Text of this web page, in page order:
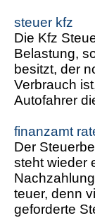
steuer kfz
Die Kfz
Belastung,
besitzt, der
Verbrauch
Autofahrer
finanzamt
Der
steht wieder
teuer, denn
geforderte